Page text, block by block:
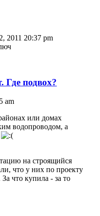
2011 20:37 pm
Где подвох?
am
или домах
водопроводом, а
на строящийся
что у них по проекту
что купила - за то